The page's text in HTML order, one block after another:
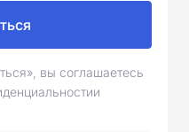
вы соглашаетесь